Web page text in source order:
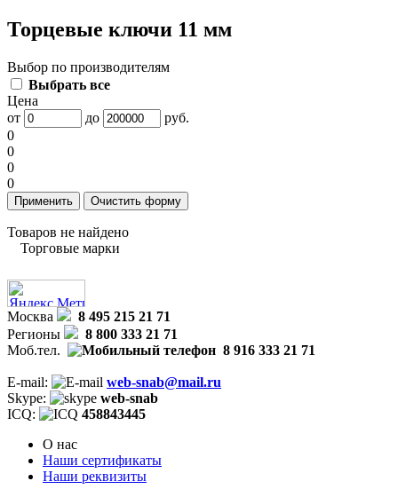
Торцевые ключи 11 мм
Выбор по производителям
Выбрать все
Цена
от
до
руб.
0
0
0
0
Товаров не найдено
Торговые марки
Москва
8 495 215 21 71
Регионы
8 800 333 21 71
Моб.тел.
8 916 333 21 71
E-mail:
web-snab@mail.ru
Skype:
web-snab
ICQ:
458843445
О нас
Наши сертификаты
Наши реквизиты